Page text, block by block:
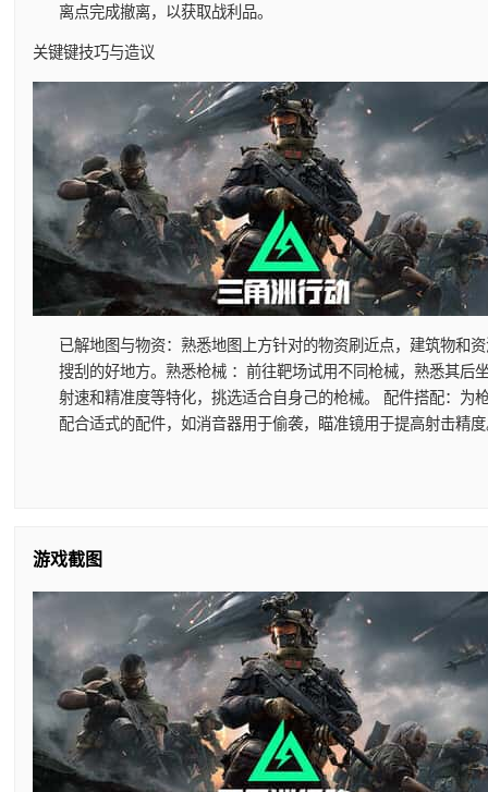
离点完成撤离，以获取战利品。
关键键技巧与造议
已解地图与物资：熟悉地图上方针对的物资刷近点，建筑物和
搜刮的好地方。 熟悉枪械 ：前往靶场试用不同枪械，熟悉其后
射速和精准度等特化，挑选适合自身己的枪械。
配件搭配：为
配合适式的配件，如消音器用于偷袭，瞄准镜用于提高射击精
游戏截图